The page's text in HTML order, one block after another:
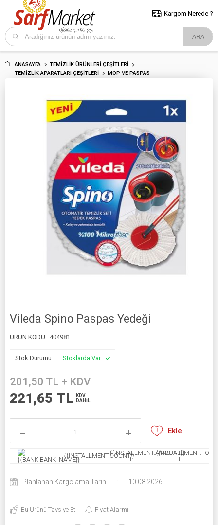
5000 TL ve Üzeri Alışverişlerde İstanbul İçi Kargo Bedava!
ve Trakya İçin Tıklayın..
Kargom Nerede ?
ANASAYFA
TEMIZLIK ÜRÜNLERI ÇEŞITLERI
TEMIZLIK APARATLARI ÇEŞITLERI
MOP VE PASPAS
Vileda Spino Paspas Yedeği
ÜRÜN KODU : 404981
Stok Durumu Stoklarda Var
201,50 TL + KDV
221,65 TL
KDV
DAHİL
Ekle
{{INSTALLMENT.COUNT}}{{INSTALLMENT.AMOUNT}}
TL
TL
Planlanan Kargolama Tarihi : 10.08.2026
Bu Ürünü Tavsiye Et Fiyat Alarmı